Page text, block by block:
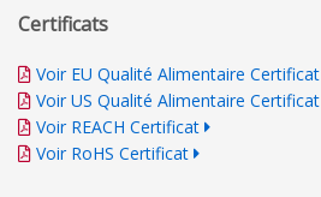
Certificats
Voir EU Qualité Alimentaire Certificat
Voir US Qualité Alimentaire Certificat
Voir REACH Certificat
Voir RoHS Certificat